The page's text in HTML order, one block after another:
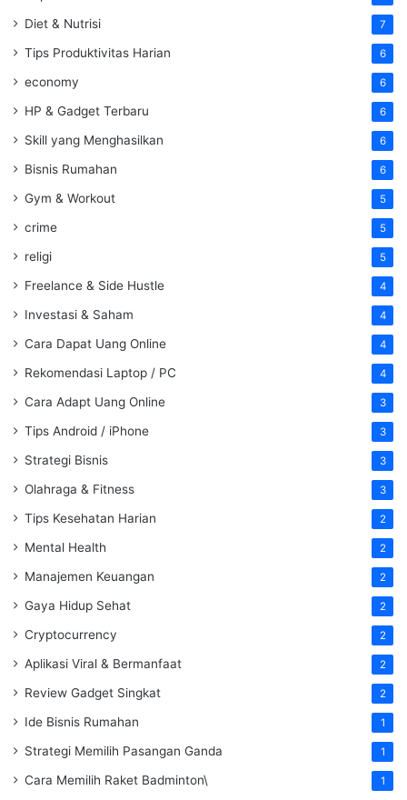
Diet & Nutrisi 7
Tips Produktivitas Harian 6
economy 6
HP & Gadget Terbaru 6
Skill yang Menghasilkan 6
Bisnis Rumahan 6
Gym & Workout 5
crime 5
religi 5
Freelance & Side Hustle 4
Investasi & Saham 4
Cara Dapat Uang Online 4
Rekomendasi Laptop / PC 4
Cara Adapt Uang Online 3
Tips Android / iPhone 3
Strategi Bisnis 3
Olahraga & Fitness 3
Tips Kesehatan Harian 2
Mental Health 2
Manajemen Keuangan 2
Gaya Hidup Sehat 2
Cryptocurrency 2
Aplikasi Viral & Bermanfaat 2
Review Gadget Singkat 2
Ide Bisnis Rumahan 1
Strategi Memilih Pasangan Ganda 1
Cara Memilih Raket Badminton\ 1